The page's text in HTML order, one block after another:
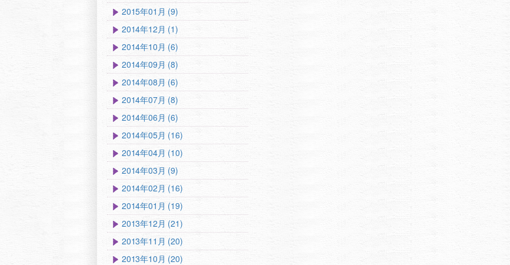
2015年01月 (9)
2014年12月 (1)
2014年10月 (6)
2014年09月 (8)
2014年08月 (6)
2014年07月 (8)
2014年06月 (6)
2014年05月 (16)
2014年04月 (10)
2014年03月 (9)
2014年02月 (16)
2014年01月 (19)
2013年12月 (21)
2013年11月 (20)
2013年10月 (20)